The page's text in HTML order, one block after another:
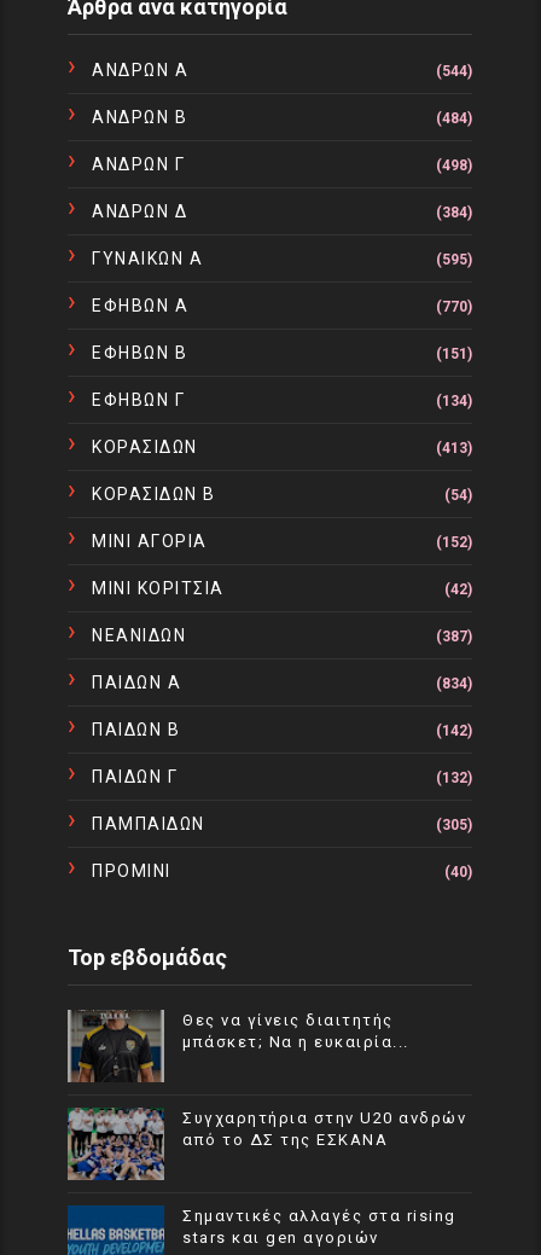
Άρθρα ανα κατηγορία
ΑΝΔΡΩΝ Α (544)
ΑΝΔΡΩΝ Β (484)
ΑΝΔΡΩΝ Γ (498)
ΑΝΔΡΩΝ Δ (384)
ΓΥΝΑΙΚΩΝ Α (595)
ΕΦΗΒΩΝ Α (770)
ΕΦΗΒΩΝ Β (151)
ΕΦΗΒΩΝ Γ (134)
ΚΟΡΑΣΙΔΩΝ (413)
ΚΟΡΑΣΙΔΩΝ Β (54)
ΜΙΝΙ ΑΓΟΡΙΑ (152)
ΜΙΝΙ ΚΟΡΙΤΣΙΑ (42)
ΝΕΑΝΙΔΩΝ (387)
ΠΑΙΔΩΝ Α (834)
ΠΑΙΔΩΝ Β (142)
ΠΑΙΔΩΝ Γ (132)
ΠΑΜΠΑΙΔΩΝ (305)
ΠΡΟΜΙΝΙ (40)
Top εβδομάδας
Θες να γίνεις διαιτητής
μπάσκετ; Να η ευκαιρία...
Συγχαρητήρια στην U20 ανδρών
από το ΔΣ της ΕΣΚΑΝΑ
Σημαντικές αλλαγές στα rising
stars και gen αγοριών